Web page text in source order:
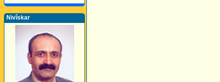
Nivîskar